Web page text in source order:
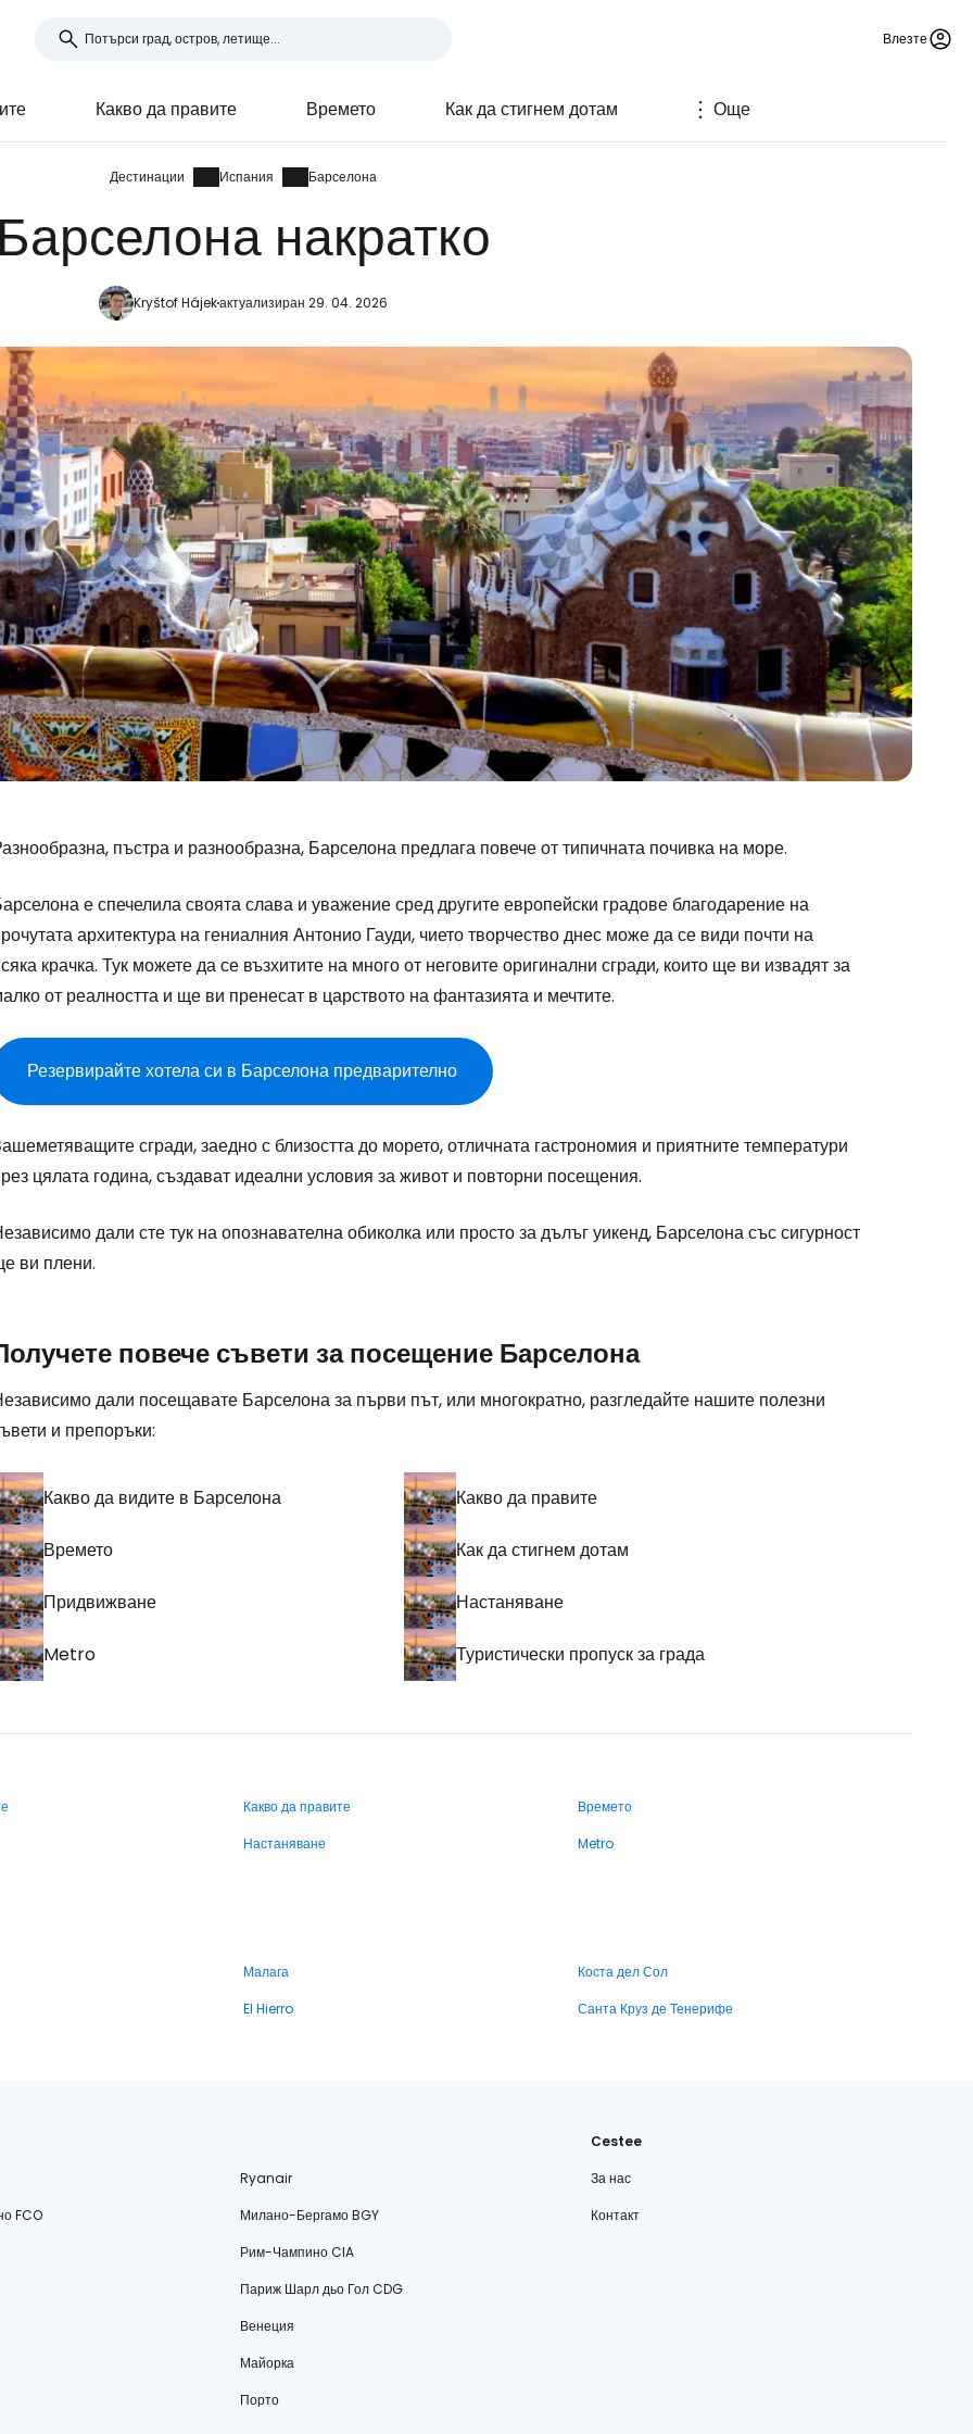
Влезте
Какво да правите Времето Как да стигнем дотам Още
Дестинации Испания Барселона
Барселона накратко
Kryštof Hájekактуализиран 29. 04. 2026
пъстра и разнообразна, Барселона предлага повече от типичната почивка на море.
е спечелила своята слава и уважение сред другите европейски градове благодарение на
архитектура на гениалния Антонио Гауди, чието творчество днес може да се види почти на
крачка. Тук можете да се възхитите на много от неговите оригинални сгради, които ще ви извадят за
от реалността и ще ви пренесат в царството на фантазията и мечтите.
Резервирайте хотела си в Барселона предварително
сгради, заедно с близостта до морето, отличната гастрономия и приятните температури
цялата година, създават идеални условия за живот и повторни посещения.
дали сте тук на опознавателна обиколка или просто за дълъг уикенд, Барселона със сигурност
ви плени.
повече съвети за посещение Барселона
дали посещавате Барселона за първи път, или многократно, разгледайте нашите полезни
и препоръки:
Какво да видите в Барселона Какво да правите
Времето Как да стигнем дотам
Придвижване Настаняване
Metro Туристически пропуск за града
Какво да правите
Времето
Настаняване
Metro
Малага
Коста дел Сол
El Hierro Санта Круз де Тенерифе
Ryanair
FCO
Милано-Бергамо BGY
Рим-Чампино CIA
Париж Шарл дьо Гол CDG
Венеция
Майорка
Порто
Cestee
За нас
Контакт
Влезте в Cestee
... световната общност на туристите
Продължете с Google
Продължете с Facebook
Продължете с имейл